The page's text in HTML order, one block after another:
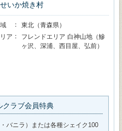
いか焼き村
東北（青森県）
ア
フレンドエリア 白神山地（鰺
ヶ沢、深浦、西目屋、弘前）
クラブ会員特典
バニラ）または各種シェイク100